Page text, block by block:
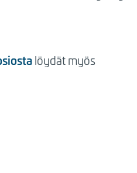
löydät myös